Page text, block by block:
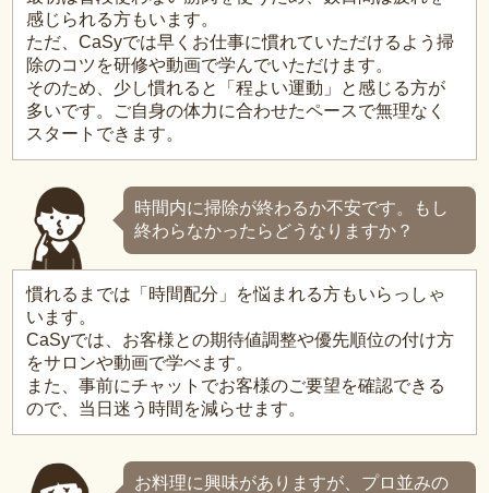
感じられる方もいます。
ただ、CaSyでは早くお仕事に慣れていただけるよう掃
除のコツを研修や動画で学んでいただけます。
そのため、少し慣れると「程よい運動」と感じる方が
多いです。ご自身の体力に合わせたペースで無理なく
スタートできます。
時間内に掃除が終わるか不安です。もし
終わらなかったらどうなりますか？
慣れるまでは「時間配分」を悩まれる方もいらっしゃ
います。
CaSyでは、お客様との期待値調整や優先順位の付け方
をサロンや動画で学べます。
また、事前にチャットでお客様のご要望を確認できる
ので、当日迷う時間を減らせます。
お料理に興味がありますが、プロ並みの